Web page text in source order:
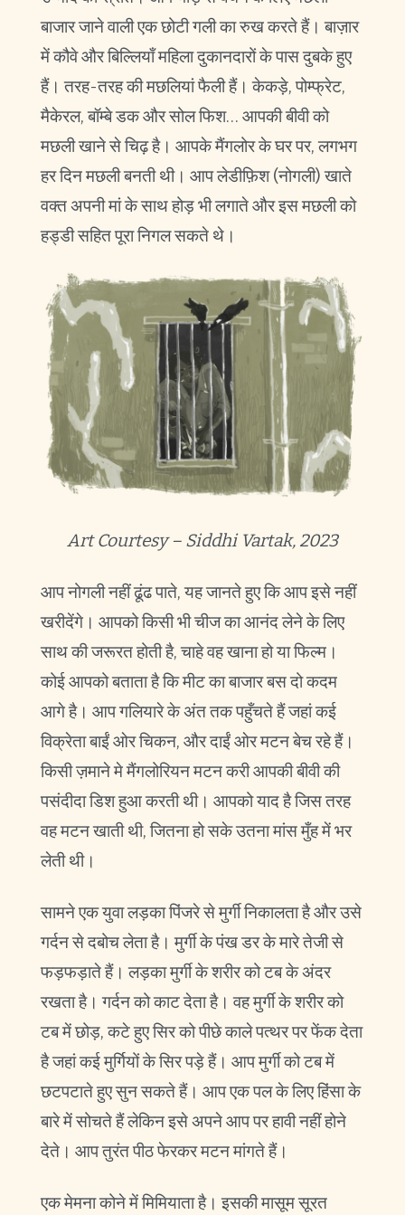
बाजार जाने वाली एक छोटी गली का रुख करते हैं। बाज़ार
में कौवे और बिल्लियाँ महिला दुकानदारों के पास दुबके हुए
हैं। तरह-तरह की मछलियां फैली हैं। केकड़े, पोम्फ्रेट,
मैकेरल, बॉम्बे डक और सोल फिश… आपकी बीवी को
मछली खाने से चिढ़ है। आपके मैंगलोर के घर पर, लगभग
हर दिन मछली बनती थी। आप लेडीफ़िश (नोगली) खाते
वक्त अपनी मां के साथ होड़ भी लगाते और इस मछली को
हड्डी सहित पूरा निगल सकते थे।
Art Courtesy – Siddhi Vartak, 2023
आप नोगली नहीं ढूंढ पाते, यह जानते हुए कि आप इसे नहीं
खरीदेंगे। आपको किसी भी चीज का आनंद लेने के लिए
साथ की जरूरत होती है, चाहे वह खाना हो या फिल्म।
कोई आपको बताता है कि मीट का बाजार बस दो कदम
आगे है। आप गलियारे के अंत तक पहुँचते हैं जहां कई
विक्रेता बाईं ओर चिकन, और दाईं ओर मटन बेच रहे हैं।
किसी ज़माने मे मैंगलोरियन मटन करी आपकी बीवी की
पसंदीदा डिश हुआ करती थी। आपको याद है जिस तरह
वह मटन खाती थी, जितना हो सके उतना मांस मुँह में भर
लेती थी।
सामने एक युवा लड़का पिंजरे से मुर्गी निकालता है और उसे
गर्दन से दबोच लेता है। मुर्गी के पंख डर के मारे तेजी से
फड़फड़ाते हैं। लड़का मुर्गी के शरीर को टब के अंदर
रखता है। गर्दन को काट देता है। वह मुर्गी के शरीर को
टब में छोड़, कटे हुए सिर को पीछे काले पत्थर पर फेंक देता
है जहां कई मुर्गियों के सिर पड़े हैं। आप मुर्गी को टब में
छटपटाते हुए सुन सकते हैं। आप एक पल के लिए हिंसा के
बारे में सोचते हैं लेकिन इसे अपने आप पर हावी नहीं होने
देते। आप तुरंत पीठ फेरकर मटन मांगते हैं।
एक मेमना कोने में मिमियाता है। इसकी मासूम सूरत